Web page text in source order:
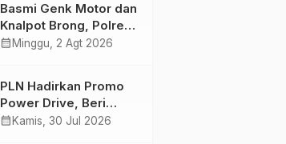
Semakin Skena
Basmi Genk Motor dan
Knalpot Brong, Polres
Tanjab Barat Amankan
calendar_month Minggu, 2 Agt 2026
PLN Hadirkan Promo
Power Drive, Beri
Diskon Tambah Daya
calendar_month Kamis, 30 Jul 2026